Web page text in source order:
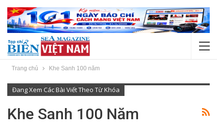
Trang chủ Khe Sanh 100 năm
Đang Xem Các Bài Viết Theo Từ Khóa
Khe Sanh 100 Năm